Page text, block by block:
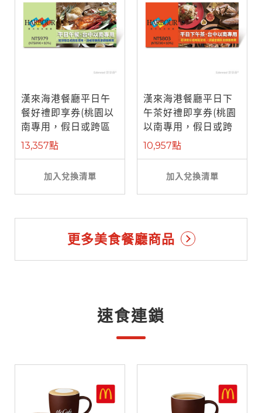
漢來海港餐廳平日午
餐好禮即享券(桃園以
南專用，假日或跨區
使用補需差 ...
13,357點
加入兌換清單
漢來海港餐廳平日下
午茶好禮即享券(桃園
以南專用，假日或跨
區使用補需 ...
10,957點
加入兌換清單
更多美食餐廳商品
速食連鎖